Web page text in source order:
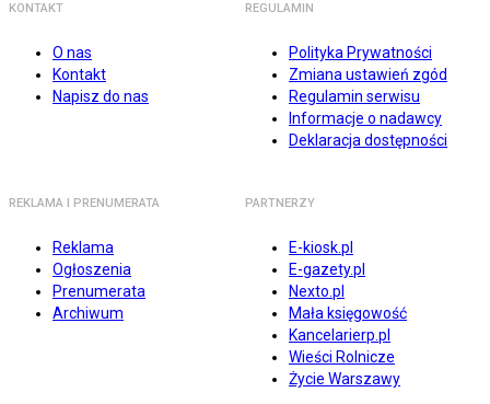
KONTAKT
O nas
Kontakt
Napisz do nas
REGULAMIN
Polityka Prywatności
Zmiana ustawień zgód
Regulamin serwisu
Informacje o nadawcy
Deklaracja dostępności
REKLAMA I PRENUMERATA
Reklama
Ogłoszenia
Prenumerata
Archiwum
PARTNERZY
E-kiosk.pl
E-gazety.pl
Nexto.pl
Mała księgowość
Kancelarierp.pl
Wieści Rolnicze
Życie Warszawy